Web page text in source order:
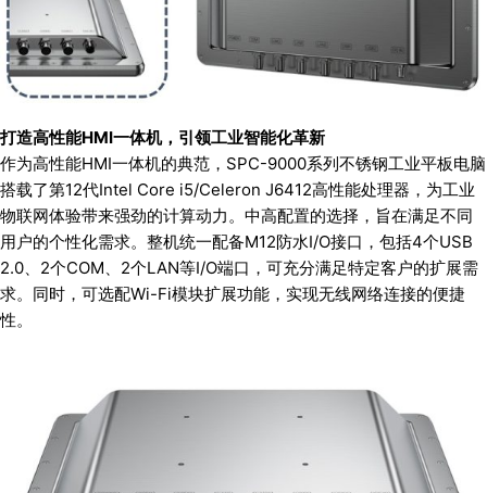
打造高性能HMI一体机，引领工业智能化革新
作为高性能HMI一体机的典范，SPC-9000系列不锈钢工业平板电脑
搭载了第12代Intel Core i5/Celeron J6412高性能处理器，为工业
物联网体验带来强劲的计算动力。中高配置的选择，旨在满足不同
用户的个性化需求。整机统一配备M12防水I/O接口，包括4个USB
2.0、2个COM、2个LAN等I/O端口，可充分满足特定客户的扩展需
求。同时，可选配Wi-Fi模块扩展功能，实现无线网络连接的便捷
性。